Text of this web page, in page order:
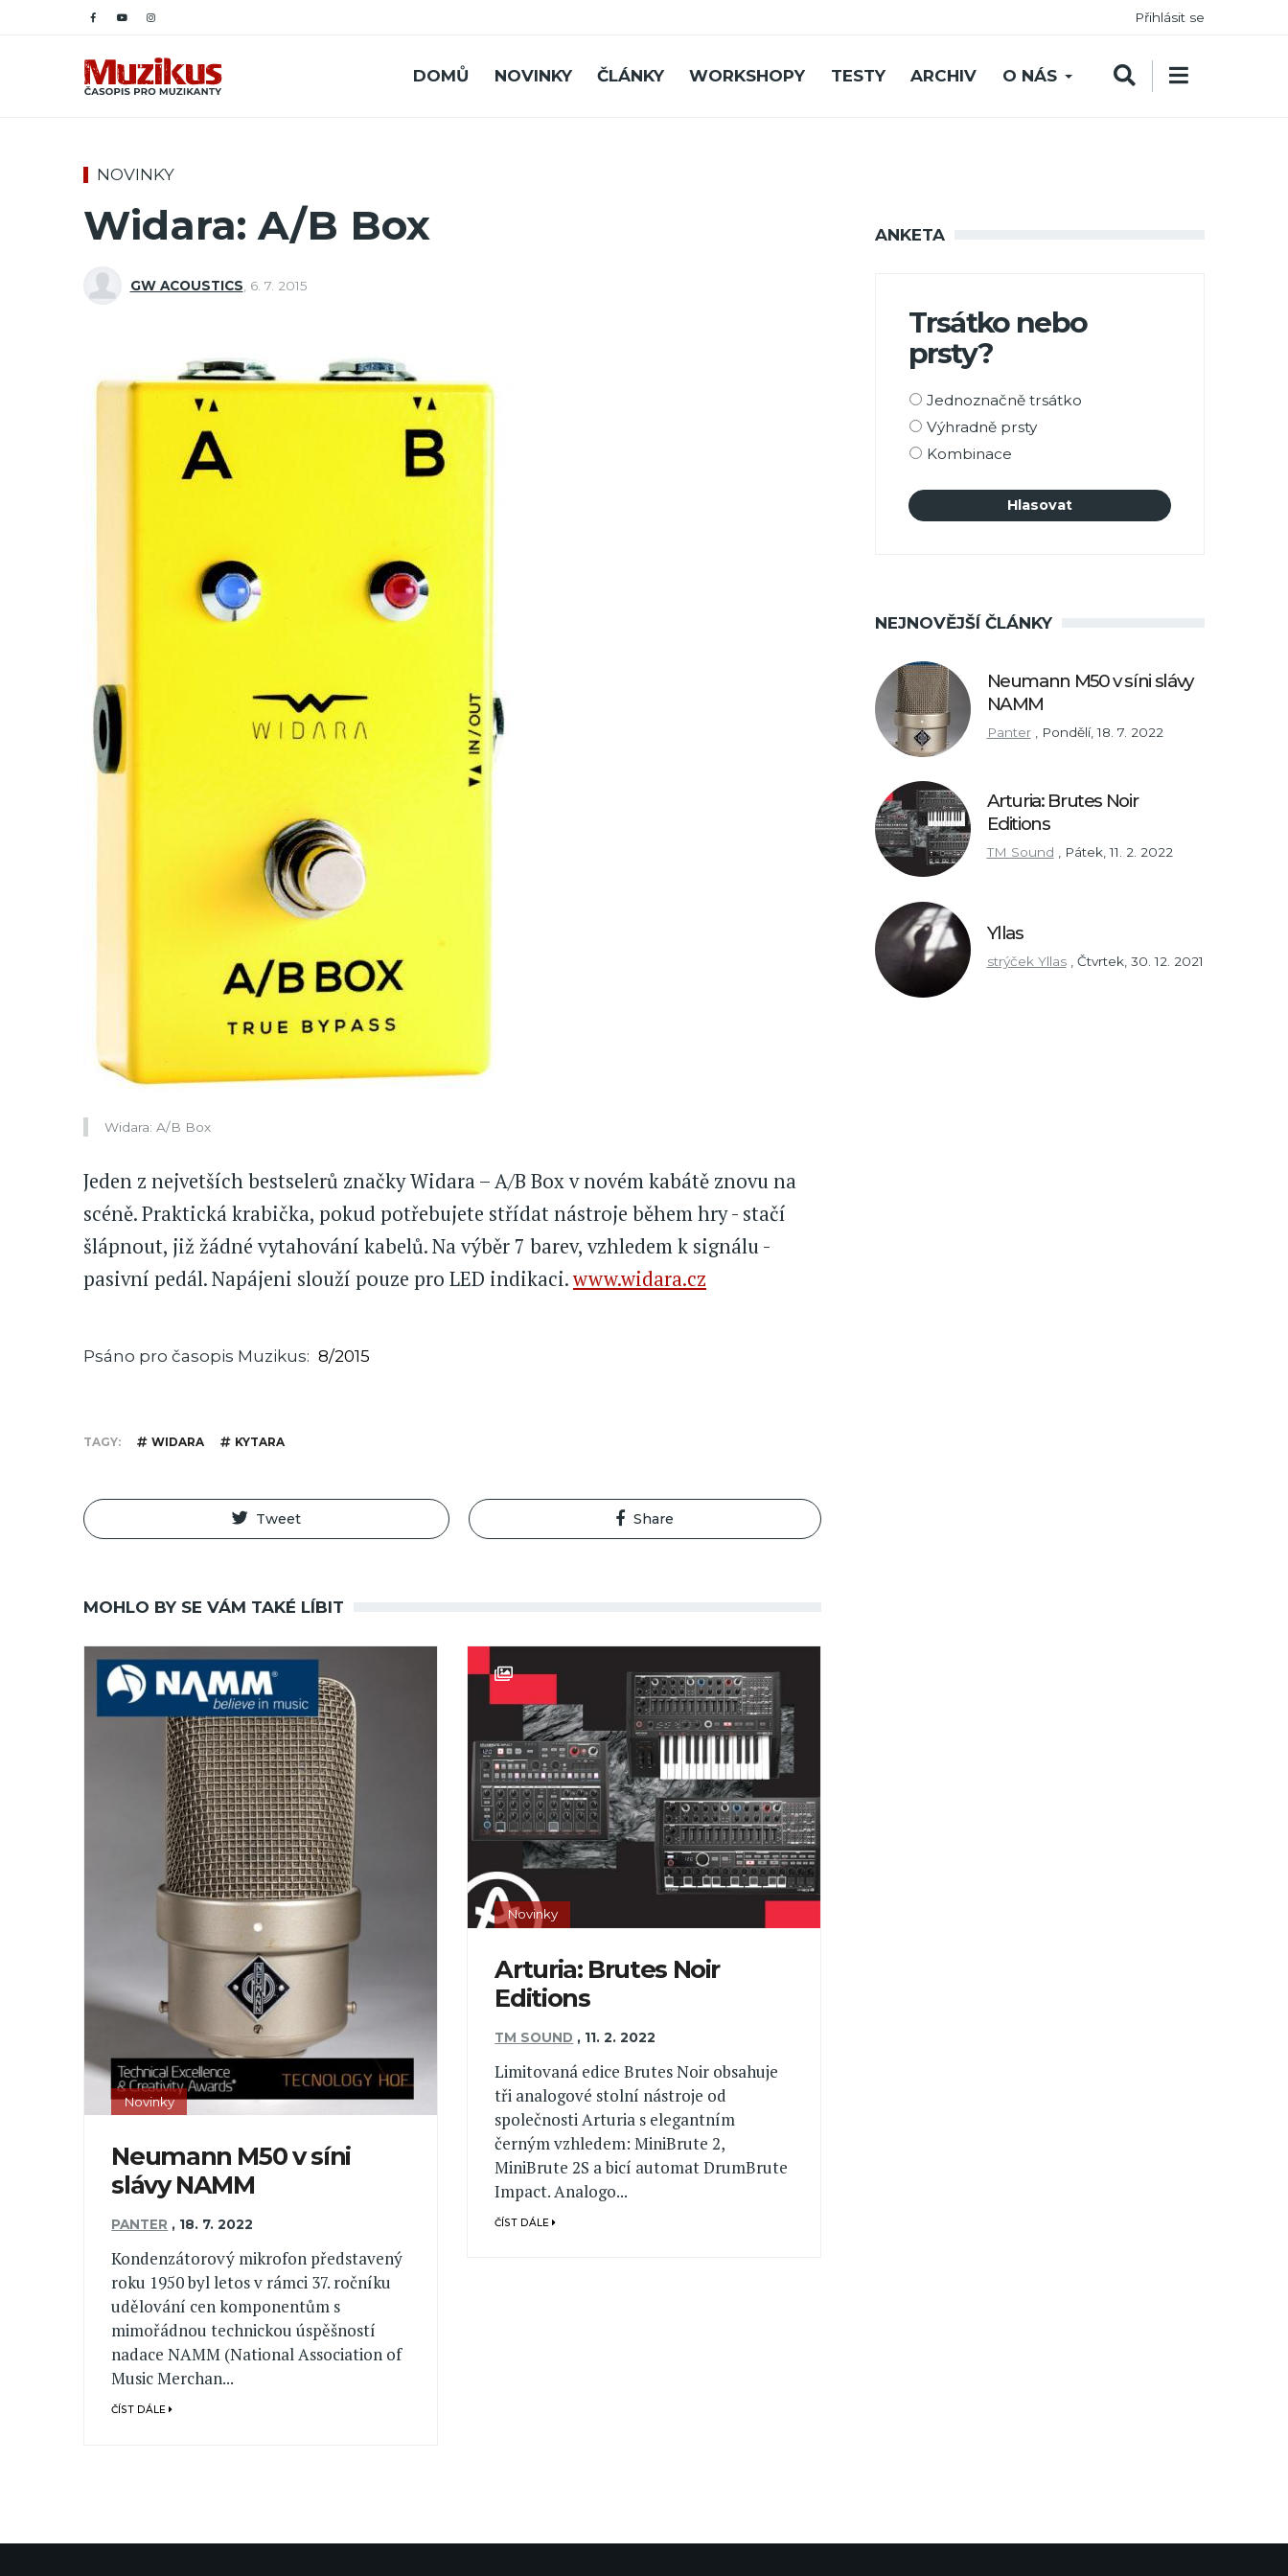
Přihlásit se
DOMŮ NOVINKY ČLÁNKY WORKSHOPY TESTY ARCHIV O NÁS
NOVINKY
Widara: A/B Box
GW ACOUSTICS 6. 7. 2015
Widara: A/B Box
Jeden z nejvetších bestselerů značky Widara – A/B Box v novém kabátě znovu na
scéně. Praktická krabička, pokud potřebujete střídat nástroje během hry - stačí
šlápnout, již žádné vytahování kabelů. Na výběr 7 barev, vzhledem k signálu -
pasivní pedál. Napájeni slouží pouze pro LED indikaci.www.widara.cz
Psáno pro časopis Muzikus 8/2015
TAGY WIDARA KYTARA
Tweet Share
MOHLO BY SE VÁM TAKÉ LÍBIT
Novinky
Neumann M50 v síni
slávy NAMM
PANTER , 18. 7. 2022
Kondenzátorový mikrofon představený
roku 1950 byl letos v rámci 37. ročníku
udělování cen komponentům s
mimořádnou technickou úspěšností
nadace NAMM (National Association of
Music Merchan...
ČÍST DÁLE
Novinky
Arturia: Brutes Noir
Editions
TM SOUND , 11. 2. 2022
Limitovaná edice Brutes Noir obsahuje
tři analogové stolní nástroje od
společnosti Arturia s elegantním
černým vzhledem: MiniBrute 2,
MiniBrute 2S a bicí automat DrumBrute
Impact. Analogo...
ČÍST DÁLE
ANKETA
Trsátko nebo
prsty?
Možnosti
výběru
Jednoznačně trsátko
Výhradně prsty
Kombinace
NEJNOVĚJŠÍ ČLÁNKY
Neumann M50 v síni slávy
NAMM
Panter Pondělí, 18. 7. 2022
Arturia: Brutes Noir
Editions
TM Sound , Pátek, 11. 2. 2022
Yllas
strýček Yllas Čtvrtek, 30. 12. 2021